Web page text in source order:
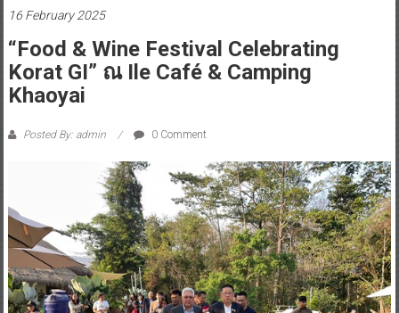
16 February 2025
“Food & Wine Festival Celebrating
Korat GI” ณ Ile Café & Camping
Khaoyai
Posted By: admin 0 Comment